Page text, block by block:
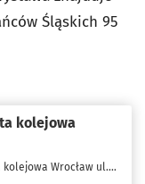
Śląskich 95
kolejowa
Wrocław ul.